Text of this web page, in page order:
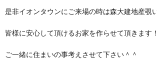
是非イオンタウンにご来場の時は森大建地産覗
皆様に安心して頂けるお家を作らせて頂きます
ご一緒に住まいの事考えさせて下さい＾＾